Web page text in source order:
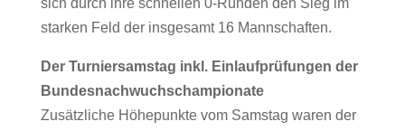
sich durch ihre schnellen 0-Runden den Sieg im
starken Feld der insgesamt 16 Mannschaften.
Der Turniersamstag inkl. Einlaufprüfungen der
Bundesnachwuchschampionate
Zusätzliche Höhepunkte vom Samstag waren der